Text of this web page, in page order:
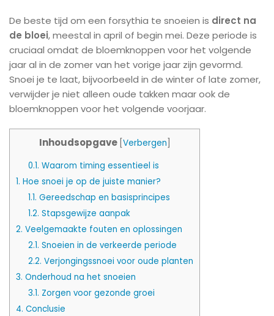
De beste tijd om een forsythia te snoeien is direct na
de bloei, meestal in april of begin mei. Deze periode is
cruciaal omdat de bloemknoppen voor het volgende
jaar al in de zomer van het vorige jaar zijn gevormd.
Snoei je te laat, bijvoorbeeld in de winter of late zomer,
verwijder je niet alleen oude takken maar ook de
bloemknoppen voor het volgende voorjaar.
Inhoudsopgave Verbergen
0.1. Waarom timing essentieel is
1. Hoe snoei je op de juiste manier?
1.1. Gereedschap en basisprincipes
1.2. Stapsgewijze aanpak
2. Veelgemaakte fouten en oplossingen
2.1. Snoeien in de verkeerde periode
2.2. Verjongingssnoei voor oude planten
3. Onderhoud na het snoeien
3.1. Zorgen voor gezonde groei
4. Conclusie